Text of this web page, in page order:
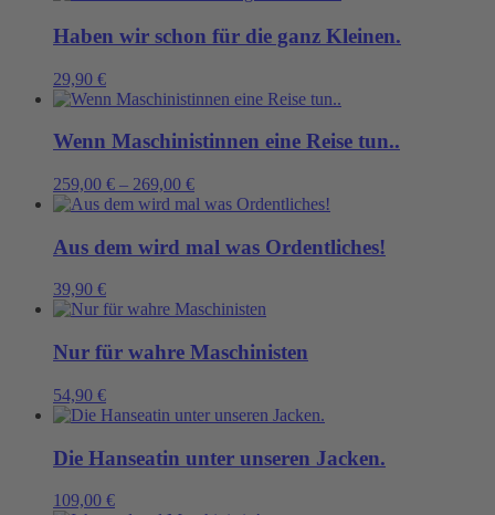
Haben wir schon für die ganz Kleinen.
29,90 €
Wenn Maschinistinnen eine Reise tun..
259,00 € – 269,00 €
Aus dem wird mal was Ordentliches!
39,90 €
Nur für wahre Maschinisten
54,90 €
Die Hanseatin unter unseren Jacken.
109,00 €